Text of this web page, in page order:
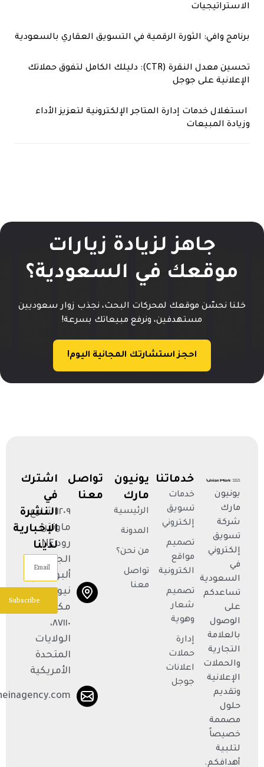
الاستراتيجيات
برنامج وافي: الثورة الرقمية في التسويق العقاري بالسعودية
تحسين معدل النقرة (CTR): دليلك الكامل لتفوق حملاتك
الإعلانية على جوجل
استغلال خدمات إدارة المتاجر الإلكترونية لتعزيز الأداء
وزيادة المبيعات
جاهز لزيادة زيارات
موقعك في السعودية؟
خلنا نحسّن موقعك لمحركات البحث، نجذب زوار سعوديين
مستهدفين، ونرفع مبيعاتك بسرعة!
احجز استشارتك المجانية اليوم!
يونيون
مارك
شركة
تسويق
إلكتروني
في
السعودية
تساعدكم
على
الوصول
بالعلامة
التجارية
والحملات
الإعلانية
وتقديم
حلول
مصممة
خصيصاً
لتلبية
أهدافكم.
خدماتنا
خدمات
تسويق
إلكتروني
تصميم
مواقع
الكترونية
تصميم
شعار
وهوية
إدارة
حملات
اعلانات
جوجل
يونيون
مارك
الرئيسية
المدونة
من نحن؟
تواصل
معنا
تواصل
معنا
١٢٠٩ شارع
ماونتن
رود NE،
ألبوكيركي،
نيو
مكسيكو
٨٧١١٠،
الولايات
المتحدة
الأمريكية
اشترك
في
النشرة
الإخبارية
لدينا
Email
Subscribe